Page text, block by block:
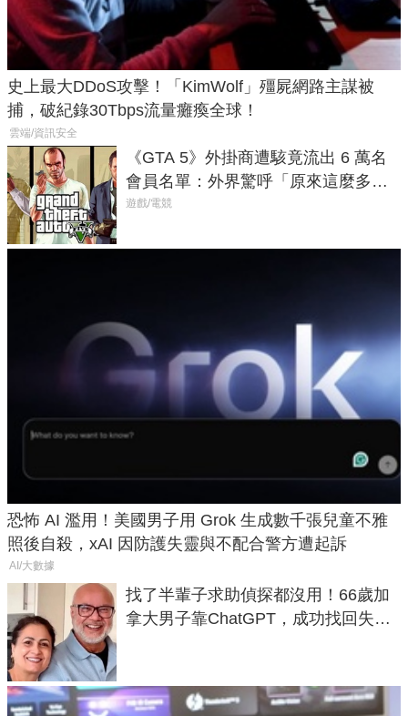
史上最大DDoS攻擊！「KimWolf」殭屍網路主謀被
捕，破紀錄30Tbps流量癱瘓全球！
雲端/資訊安全
《GTA 5》外掛商遭駭竟流出 6 萬名
會員名單：外界驚呼「原來這麼多人
在開掛！」
遊戲/電競
恐怖 AI 濫用！美國男子用 Grok 生成數千張兒童不雅
照後自殺，xAI 因防護失靈與不配合警方遭起訴
AI/大數據
找了半輩子求助偵探都沒用！66歲加
拿大男子靠ChatGPT，成功找回失散